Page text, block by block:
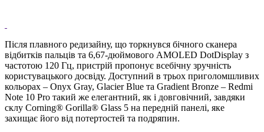
Після плавного редизайну, що торкнувся бічного сканера
відбитків пальців та 6,67-дюймового AMOLED DotDisplay з
частотою 120 Гц, пристрій пропонує всебічну зручність
користувацького досвіду. Доступний в трьох приголомшливих
кольорах – Onyx Gray, Glacier Blue та Gradient Bronze – Redmi
Note 10 Pro такий же елегантний, як і довговічний, завдяки
склу Corning® Gorilla® Glass 5 на передній панелі, яке
захищає його від потертостей та подряпин.